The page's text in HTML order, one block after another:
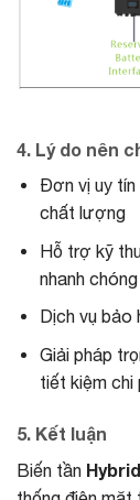
4. Lý do nên
Đơn vị uy tín
chất lượng
Hỗ trợ kỹ
nhanh chóng
Dịch vụ bảo
Giải pháp
tiết kiệm chi
5. Kết luận
Biến tần